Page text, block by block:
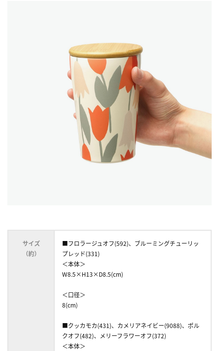
サイズ
（約）
■フロラージュオフ(592)、ブルーミングチューリッ
プレッド(331)
＜本体＞
W8.5×H13×D8.5(cm)
＜口径＞
8(cm)
■クッカモカ(431)、カメリアネイビー(9088)、ポル
クオフ(482)、メリーフラワーオフ(372)
＜本体＞